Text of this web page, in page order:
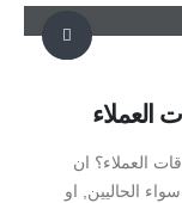
العملاء
العملاء؟ ان
الحاليين, او